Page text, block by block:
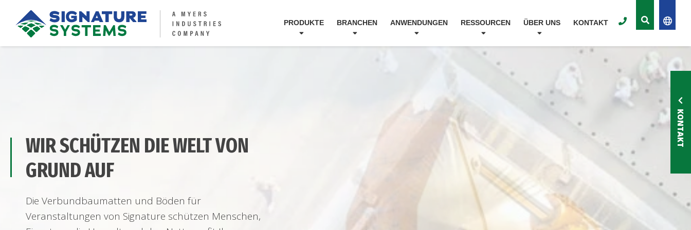
PRODUKTE BRANCHEN ANWENDUNGEN RESSOURCEN ÜBER UNS KONTAKT
KONTAKT
WIR SCHÜTZEN DIE WELT VON
GRUND AUF
Die Verbundbaumatten und Böden für
Veranstaltungen von Signature schützen Menschen,